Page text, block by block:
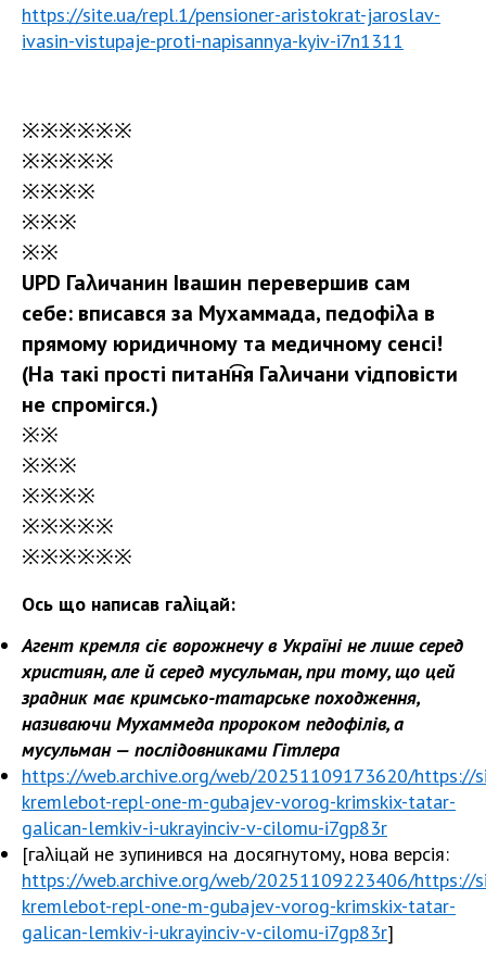
https://site.ua/repl.1/pensioner-aristokrat-jaroslav-
ivasin-vistupaje-proti-napisannya-kyiv-i7n1311
※※※※※※
※※※※※
※※※※
※※※
※※
UPD Гаλичанин Івашин перевершив сам
себе: вписався за Мухаммада, педофіλа в
прямому юридичному та медичному сенсі!
(На такі прості питан͡ня Гаλичани ѵідповісти
не спромігся.)
※※
※※※
※※※※
※※※※※
※※※※※※
Ось що написав гаλіцай:
Агент кремля сіє ворожнечу в Україні не лише серед
християн, але й серед мусульман, при тому, що цей
зрадник має кримсько-татарське походження,
називаючи Мухаммеда пророком педофілів, а
мусульман — послідовниками Гітлера
https://web.archive.org/web/20251109173620/https://
kremlebot-repl-one-m-gubajev-vorog-krimskix-tatar-
galican-lemkiv-i-ukrayinciv-v-cilomu-i7gp83r
[гаλіцай не зупинився на досягнутому, нова версія:
https://web.archive.org/web/20251109223406/https://
kremlebot-repl-one-m-gubajev-vorog-krimskix-tatar-
galican-lemkiv-i-ukrayinciv-v-cilomu-i7gp83r]